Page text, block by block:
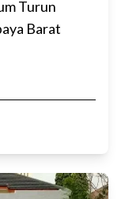
Turun
Barat